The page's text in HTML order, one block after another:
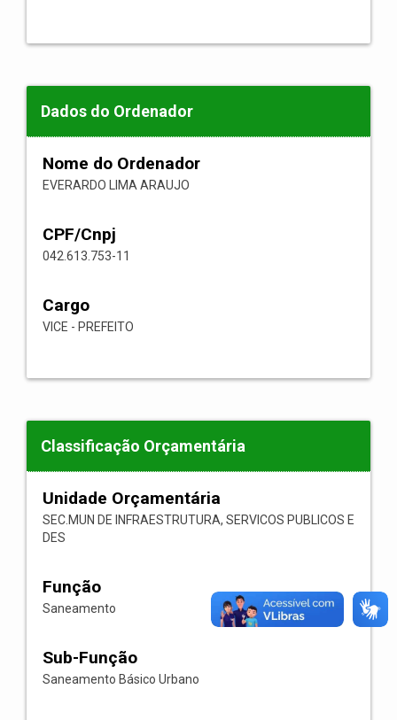
Dados do Ordenador
Nome do Ordenador
EVERARDO LIMA ARAUJO
CPF/Cnpj
042.613.753-11
Cargo
VICE - PREFEITO
Classificação Orçamentária
Unidade Orçamentária
SEC.MUN DE INFRAESTRUTURA, SERVICOS PUBLICOS E
DES
Função
Saneamento
Sub-Função
Saneamento Básico Urbano